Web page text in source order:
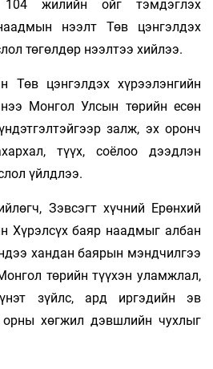
жилийн ойг тэмдэглэх
нээлт Төв цэнгэлдэх
төгөлдөр нээлтээ хийлээ.
Төв цэнгэлдэх хүрээлэнгийн
Монгол Улсын төрийн есөн
залж, эх оронч
түүх, соёлоо дээдлэн
үйлдлээ.
Зэвсэгт хүчний Ерөнхий
Хүрэлсүх баяр наадмыг албан
хандан баярын мэндчилгээ
төрийн түүхэн уламжлал,
зүйлс, ард иргэдийн эв
хөгжил дэвшлийн чухлыг